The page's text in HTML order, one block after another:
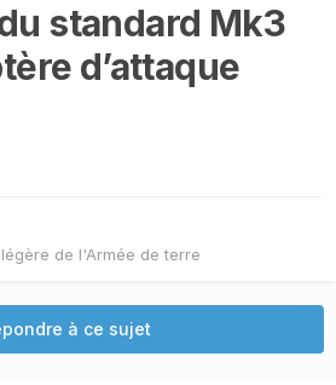
standard Mk3
d’attaque
de l'Armée de terre
à ce sujet